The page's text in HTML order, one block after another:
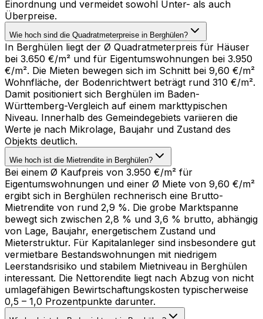
Einordnung und vermeidet sowohl Unter- als auch
Überpreise.
Wie hoch sind die Quadratmeterpreise in Berghülen?
In Berghülen liegt der Ø Quadratmeterpreis für Häuser
bei 3.650 €/m² und für Eigentumswohnungen bei 3.950
€/m². Die Mieten bewegen sich im Schnitt bei 9,60 €/m²
Wohnfläche, der Bodenrichtwert beträgt rund 310 €/m².
Damit positioniert sich Berghülen im Baden-
Württemberg-Vergleich auf einem markttypischen
Niveau. Innerhalb des Gemeindegebiets variieren die
Werte je nach Mikrolage, Baujahr und Zustand des
Objekts deutlich.
Wie hoch ist die Mietrendite in Berghülen?
Bei einem Ø Kaufpreis von 3.950 €/m² für
Eigentumswohnungen und einer Ø Miete von 9,60 €/m²
ergibt sich in Berghülen rechnerisch eine Brutto-
Mietrendite von rund 2,9 %. Die grobe Marktspanne
bewegt sich zwischen 2,8 % und 3,6 % brutto, abhängig
von Lage, Baujahr, energetischem Zustand und
Mieterstruktur. Für Kapitalanleger sind insbesondere gut
vermietbare Bestandswohnungen mit niedrigem
Leerstandsrisiko und stabilem Mietniveau in Berghülen
interessant. Die Nettorendite liegt nach Abzug von nicht
umlagefähigen Bewirtschaftungskosten typischerweise
0,5 – 1,0 Prozentpunkte darunter.